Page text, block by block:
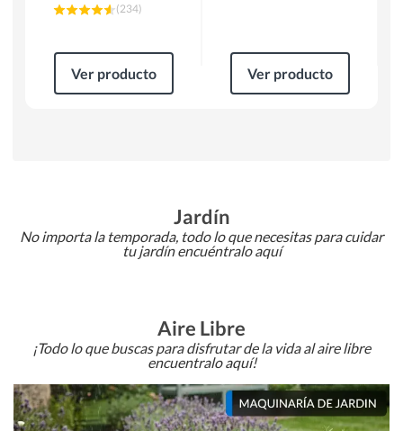
(234)
Ver producto Ver producto
Jardín
No importa la temporada, todo lo que necesitas para cuidar
tu jardín encuéntralo aquí
Aire Libre
¡Todo lo que buscas para disfrutar de la vida al aire libre
encuentralo aquí!